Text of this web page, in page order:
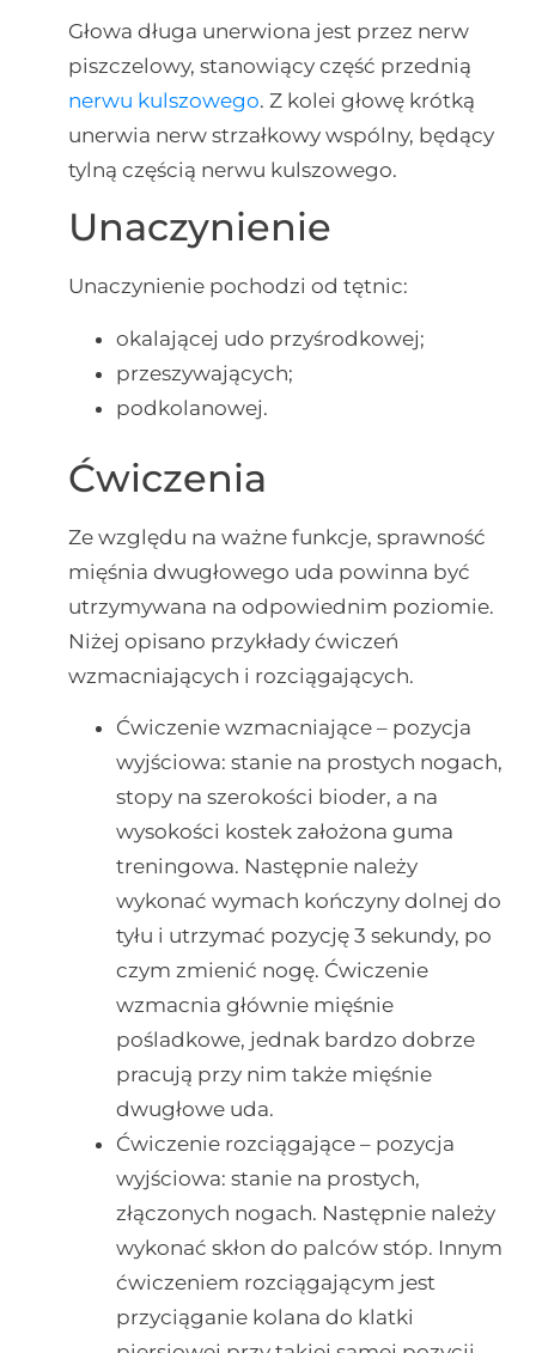
Głowa długa unerwiona jest przez nerw
piszczelowy, stanowiący część przednią
nerwu kulszowego. Z kolei głowę krótką
unerwia nerw strzałkowy wspólny, będący
tylną częścią nerwu kulszowego.
Unaczynienie
Unaczynienie pochodzi od tętnic:
okalającej udo przyśrodkowej;
przeszywających;
podkolanowej.
Ćwiczenia
Ze względu na ważne funkcje, sprawność
mięśnia dwugłowego uda powinna być
utrzymywana na odpowiednim poziomie.
Niżej opisano przykłady ćwiczeń
wzmacniających i rozciągających.
Ćwiczenie wzmacniające – pozycja
wyjściowa: stanie na prostych nogach,
stopy na szerokości bioder, a na
wysokości kostek założona guma
treningowa. Następnie należy
wykonać wymach kończyny dolnej do
tyłu i utrzymać pozycję 3 sekundy, po
czym zmienić nogę. Ćwiczenie
wzmacnia głównie mięśnie
pośladkowe, jednak bardzo dobrze
pracują przy nim także mięśnie
dwugłowe uda.
Ćwiczenie rozciągające – pozycja
wyjściowa: stanie na prostych,
złączonych nogach. Następnie należy
wykonać skłon do palców stóp. Innym
ćwiczeniem rozciągającym jest
przyciąganie kolana do klatki